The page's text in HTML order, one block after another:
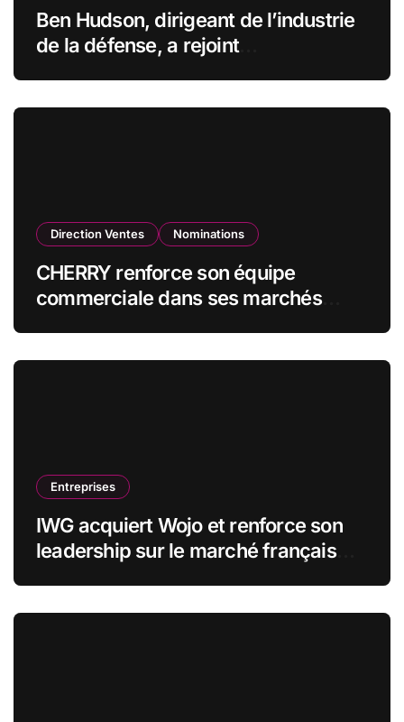
Ben Hudson, dirigeant de l’industrie
de la défense, a rejoint
Direction Ventes Nominations
CHERRY renforce son équipe
commerciale dans ses marchés
Entreprises
IWG acquiert Wojo et renforce son
leadership sur le marché français